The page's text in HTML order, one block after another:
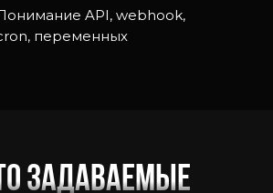
API, webhook,
переменных
задаваемые